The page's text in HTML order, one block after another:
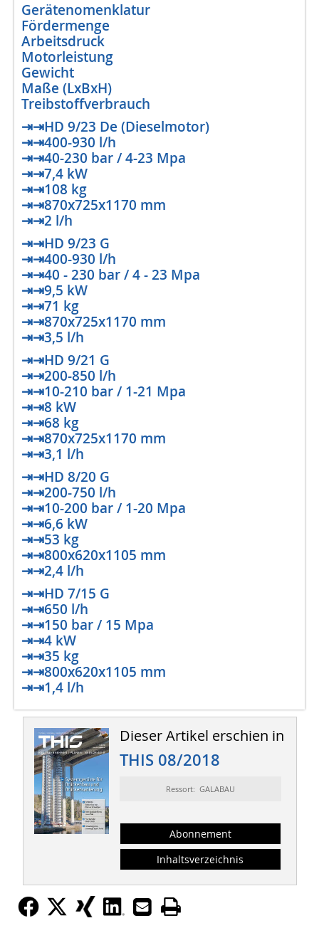
Gerätenomenklatur
Fördermenge
Arbeitsdruck
Motorleistung
Gewicht
Maße (LxBxH)
Treibstoffverbrauch
⇥⇥HD 9/23 De (Dieselmotor)
⇥⇥400-930 l/h
⇥⇥40-230 bar / 4-23 Mpa
⇥⇥7,4 kW
⇥⇥108 kg
⇥⇥870x725x1170 mm
⇥⇥2 l/h
⇥⇥HD 9/23 G
⇥⇥400-930 l/h
⇥⇥40 - 230 bar / 4 - 23 Mpa
⇥⇥9,5 kW
⇥⇥71 kg
⇥⇥870x725x1170 mm
⇥⇥3,5 l/h
⇥⇥HD 9/21 G
⇥⇥200-850 l/h
⇥⇥10-210 bar / 1-21 Mpa
⇥⇥8 kW
⇥⇥68 kg
⇥⇥870x725x1170 mm
⇥⇥3,1 l/h
⇥⇥HD 8/20 G
⇥⇥200-750 l/h
⇥⇥10-200 bar / 1-20 Mpa
⇥⇥6,6 kW
⇥⇥53 kg
⇥⇥800x620x1105 mm
⇥⇥2,4 l/h
⇥⇥HD 7/15 G
⇥⇥650 l/h
⇥⇥150 bar / 15 Mpa
⇥⇥4 kW
⇥⇥35 kg
⇥⇥800x620x1105 mm
⇥⇥1,4 l/h
Dieser Artikel erschien in
THIS 08/2018
Ressort: GALABAU
Abonnement
Inhaltsverzeichnis